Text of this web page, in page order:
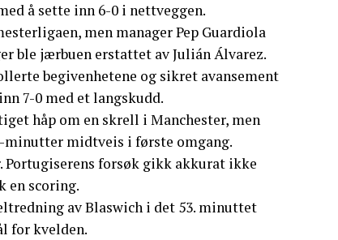
å sette inn 6-0 i nettveggen.
men manager Pep Guardiola
ble jærbuen erstattet av Julián Álvarez.
begivenhetene og sikret avansement
7-0 med et langskudd.
håp om en skrell i Manchester, men
minutter midtveis i første omgang.
Portugiserens forsøk gikk akkurat ikke
en scoring.
av Blaswich i det 53. minuttet
for kvelden.